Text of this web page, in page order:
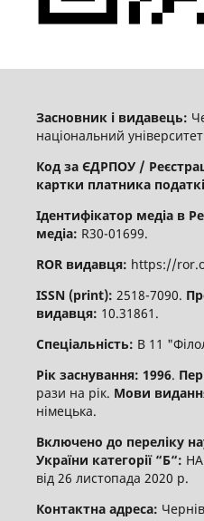
Засновник і видавець:
національний
Код за ЄДРПОУ /
картки платника
Ідентифікатор медіа в
медіа: R30-01699.
ROR видавця: https://
ISSN (print): 2518-7090.
видавця: 10.31861.
Спеціальність: В 11
Рік заснування: 1996.
рази на рік. Мови
німецька.
Включено до переліку
України категорії “Б“:
від 26 листопада 2020 р.
Контактна адреса: